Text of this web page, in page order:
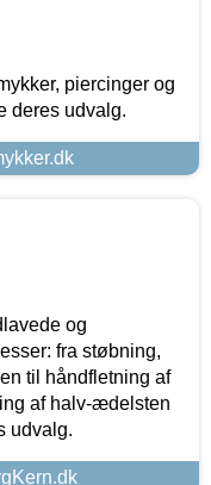
piercinger og
deres udvalg.
og
fra støbning,
til håndfletning af
af halv-ædelsten
udvalg.